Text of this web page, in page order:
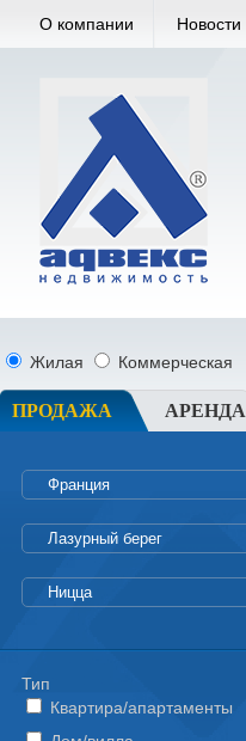
О компании Новости
Жилая Коммерческая
ПРОДАЖА АРЕНДА
Тип
Квартира/апартаменты